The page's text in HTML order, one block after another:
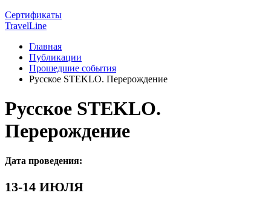
Сертификаты
TravelLine
Главная
Публикации
Прошедшие события
Русское STEKLO. Перерождение
Русское STEKLO.
Перерождение
Дата проведения:
13-14 ИЮЛЯ